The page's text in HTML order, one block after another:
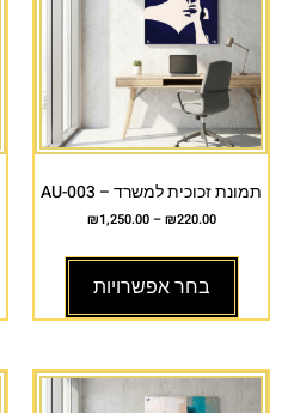
תמונת זכוכית למשרד – AU-003
₪220.00
–
₪1,250.00
בחר אפשרויות